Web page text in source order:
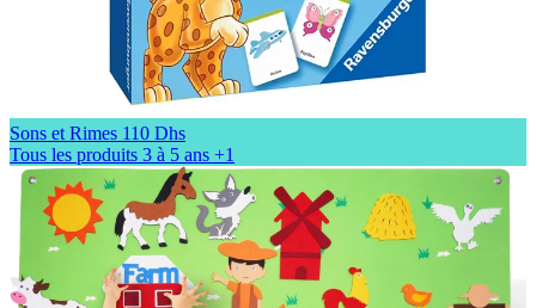
Sons et Rimes 110 Dhs
Tous les produits 3 à 5 ans +1